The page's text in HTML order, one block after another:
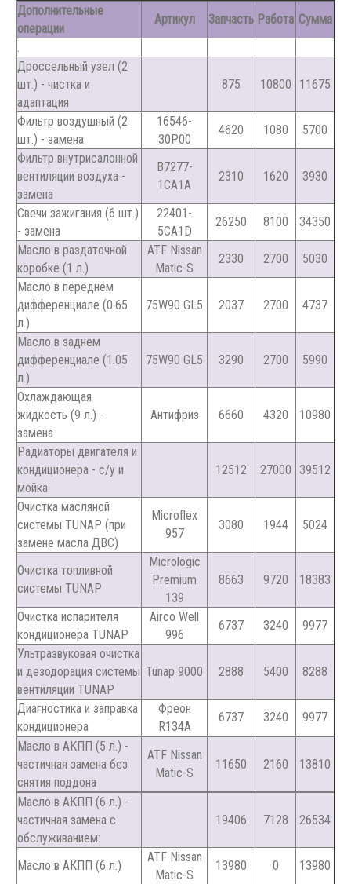
Дополнительные
операции
Артикул Запчасть Работа Сумма
.
Дроссельный узел (2
шт.) - чистка и
адаптация
875 10800 11675
Фильтр воздушный (2
шт.) - замена
16546-
30P00
4620 1080
5700
Фильтр внутрисалонной
вентиляции воздуха -
замена
B7277-
1CA1A
2310 1620 3930
Свечи зажигания (6 шт.)
- замена
22401-
5CA1D
26250 8100
34350
Масло в раздаточной
коробке (1 л.)
ATF Nissan
Matic-S
2330 2700
5030
Масло в переднем
дифференциале (0.65
л.)
75W90 GL5 2037 2700 4737
Масло в заднем
дифференциале (1.05
л.)
75W90 GL5 3290 2700 5990
Охлаждающая
жидкость (9 л.) -
замена
Антифриз 6660 4320 10980
Радиаторы двигателя и
кондиционера - с/у и
мойка
12512 27000 39512
Очистка масляной
системы TUNAP (при
замене масла ДВС)
Microflex
957
3080 1944 5024
Очистка топливной
системы TUNAP
Micrologic
Premium
139
8663 9720 18383
Очистка испарителя
кондиционера TUNAP
Airco Well
996
6737 3240
9977
Ультразвуковая очистка
и дезодорация системы
вентиляции TUNAP
Tunap 9000 2888 5400 8288
Диагностика и заправка
кондиционера
Фреон
R134A
6737 3240
9977
Масло в АКПП (5 л.) -
частичная замена без
снятия поддона
ATF Nissan
Matic-S
11650 2160 13810
Масло в АКПП (6 л.) -
частичная замена с
обслуживанием:
19406 7128 26534
Масло в АКПП (6 л.)
ATF Nissan
Matic-S
13980 0
13980